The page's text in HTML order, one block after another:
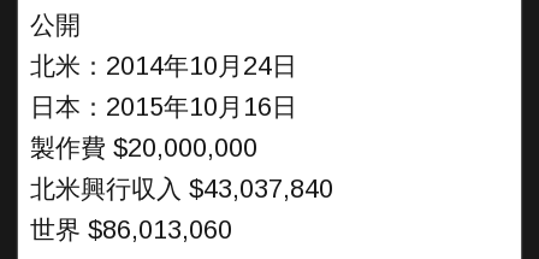
公開
北米：2014年10月24日
日本：2015年10月16日
製作費 $20,000,000
北米興行収入 $43,037,840
世界 $86,013,060